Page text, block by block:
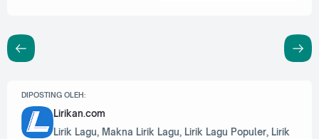
DIPOSTING OLEH:
Lirikan.com
Lirik Lagu, Makna Lirik Lagu, Lirik Lagu Populer, Lirik